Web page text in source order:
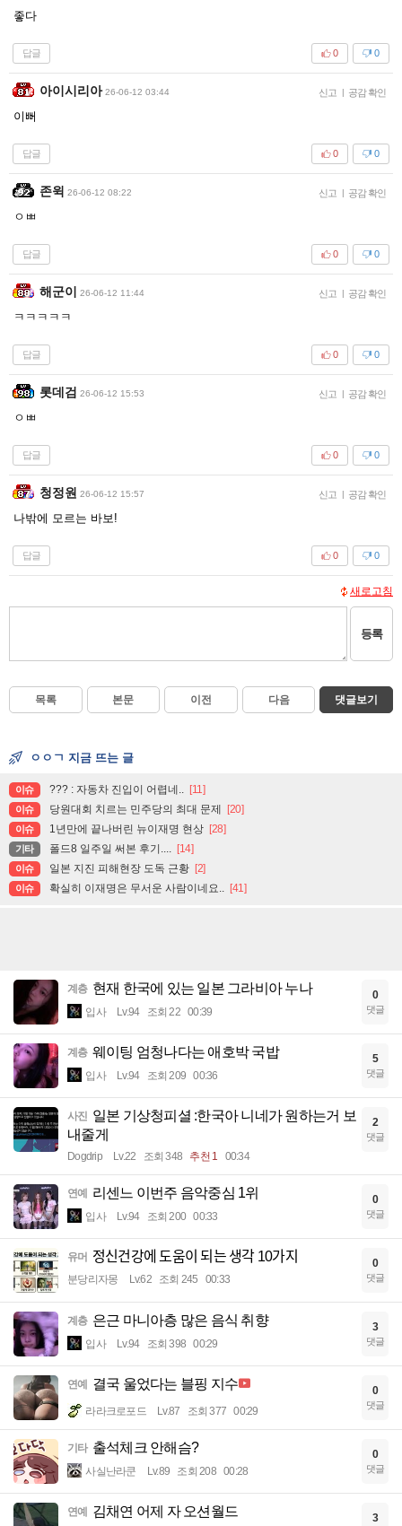
좋다
답글 0
0
아이시리아 26-06-12 03:44 신고 | 공감 확인
이뻐
답글 0
0
존윅 26-06-12 08:22 신고 | 공감 확인
ㅇㅃ
답글 0
0
해군이 26-06-12 11:44 신고 | 공감 확인
ㅋㅋㅋㅋㅋ
답글 0
0
롯데검 26-06-12 15:53 신고 | 공감 확인
ㅇㅃ
답글 0
0
청정원 26-06-12 15:57 신고 | 공감 확인
나밖에 모르는 바보!
답글 0
0
새로고침
등록
목록 본문 이전 다음 댓글보기
ㅇㅇㄱ 지금 뜨는 글
이슈 ??? : 자동차 진입이 어렵네.. [11]
이슈 당원대회 치르는 민주당의 최대 문제 [20]
이슈 1년만에 끝나버린 뉴이재명 현상 [28]
기타 폴드8 일주일 써본 후기.... [14]
이슈 일본 지진 피해현장 도독 근황 [2]
이슈 확실히 이재명은 무서운 사람이네요.. [41]
계층 현재 한국에 있는 일본 그라비아 누나
입사 Lv.94 조회 22 00:39
0
댓글
계층 웨이팅 엄청나다는 애호박 국밥
입사 Lv.94 조회 209 00:36
5
댓글
사진 일본 기상청피셜 :한국아 니네가 원하는거 보
내줄게
Dogdrip Lv.22 조회 348 추천 1 00:34
2
댓글
연예 리센느 이번주 음악중심 1위
입사 Lv.94 조회 200 00:33
0
댓글
유머 정신건강에 도움이 되는 생각 10가지
분당리자몽 Lv.62 조회 245 00:33
0
댓글
계층 은근 마니아층 많은 음식 취향
입사 Lv.94 조회 398 00:29
3
댓글
연예 결국 울었다는 블핑 지수
라라크로포드 Lv.87 조회 377 00:29
0
댓글
기타 출석체크 안해슴?
사실난라쿤 Lv.89 조회 208 00:28
0
댓글
연예 김채연 어제 자 오션월드 3